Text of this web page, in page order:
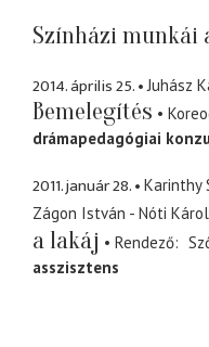
Színházi munkái
2014. április 25. Juhász
Bemelegítés
drámapedagógiai
2011. január 28.
Karinthy
Zágon István - Nóti
a lakáj
Rendező
asszisztens